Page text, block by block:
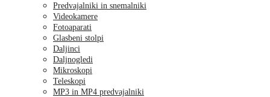
Predvajalniki in snemalniki
Videokamere
Fotoaparati
Glasbeni stolpi
Daljinci
Daljnogledi
Mikroskopi
Teleskopi
MP3 in MP4 predvajalniki